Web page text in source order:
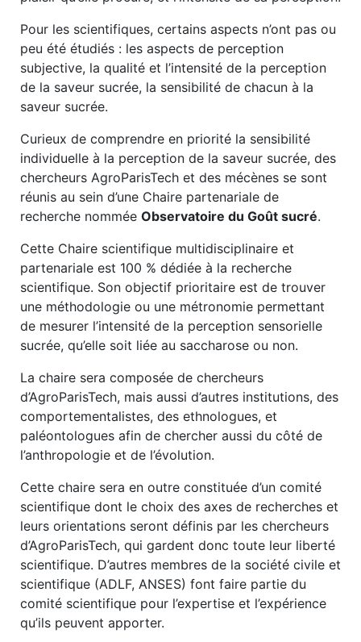
Pour les scientifiques, certains aspects n’ont pas ou
peu été étudiés : les aspects de perception
subjective, la qualité et l’intensité de la perception
de la saveur sucrée, la sensibilité de chacun à la
saveur sucrée.
Curieux de comprendre en priorité la sensibilité
individuelle à la perception de la saveur sucrée, des
chercheurs AgroParisTech et des mécènes se sont
réunis au sein d’une Chaire partenariale de
recherche nommée Observatoire du Goût sucré.
Cette Chaire scientifique multidisciplinaire et
partenariale est 100 % dédiée à la recherche
scientifique. Son objectif prioritaire est de trouver
une méthodologie ou une métronomie permettant
de mesurer l’intensité de la perception sensorielle
sucrée, qu’elle soit liée au saccharose ou non.
La chaire sera composée de chercheurs
d’AgroParisTech, mais aussi d’autres institutions, des
comportementalistes, des ethnologues, et
paléontologues afin de chercher aussi du côté de
l’anthropologie et de l’évolution.
Cette chaire sera en outre constituée d’un comité
scientifique dont le choix des axes de recherches et
leurs orientations seront définis par les chercheurs
d’AgroParisTech, qui gardent donc toute leur liberté
scientifique. D’autres membres de la société civile et
scientifique (ADLF, ANSES) font faire partie du
comité scientifique pour l’expertise et l’expérience
qu’ils peuvent apporter.